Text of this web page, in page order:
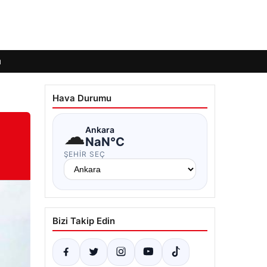
Hava Durumu
☁Ankara
NaN°C
ŞEHIR SEÇ
Bizi Takip Edin